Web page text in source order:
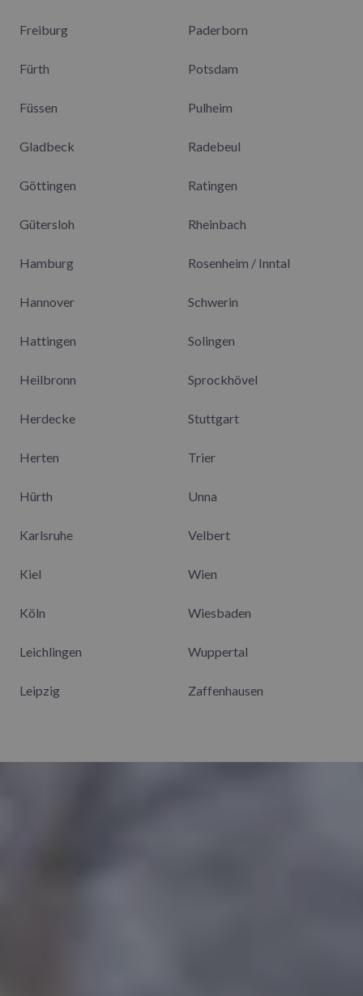
Freiburg
Fürth
Füssen
Gladbeck
Göttingen
Gütersloh
Hamburg
Hannover
Hattingen
Heilbronn
Herdecke
Herten
Hürth
Karlsruhe
Kiel
Köln
Leichlingen
Leipzig
Paderborn
Potsdam
Pulheim
Radebeul
Ratingen
Rheinbach
Rosenheim / Inntal
Schwerin
Solingen
Sprockhövel
Stuttgart
Trier
Unna
Velbert
Wien
Wiesbaden
Wuppertal
Zaffenhausen